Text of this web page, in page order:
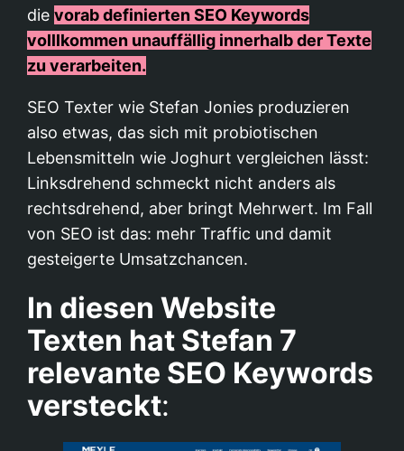
dievorab definierten SEO Keywords
volllkommen unauffällig innerhalb der Texte
zu verarbeiten.
SEO Texter wie Stefan Jonies produzieren
also etwas, das sich mit probiotischen
Lebensmitteln wie Joghurt vergleichen lässt:
Linksdrehend schmeckt nicht anders als
rechtsdrehend, aber bringt Mehrwert. Im Fall
von SEO ist das: mehr Traffic und damit
gesteigerte Umsatzchancen.
In diesen Website
Texten hat Stefan 7
relevante SEO Keywords
versteckt: